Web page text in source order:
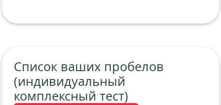
Список ваших пробелов
(индивидуальный
комплексный тест)